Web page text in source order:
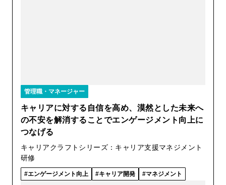
管理職・マネージャー
キャリアに対する自信を高め、漠然とした未来へ
の不安を解消することでエンゲージメント向上に
つなげる
キャリアクラフトシリーズ：キャリア支援マネジメント
研修
エンゲージメント向上 キャリア開発 マネジメント